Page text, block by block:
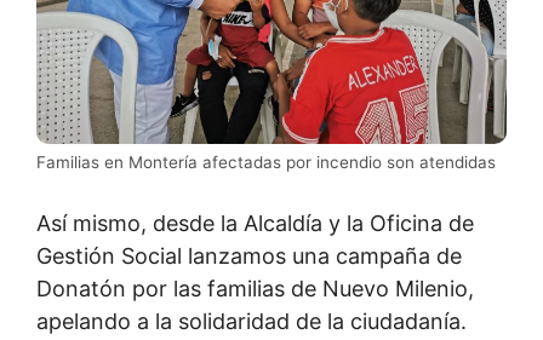
Familias en Montería afectadas por incendio son atendidas
Así mismo, desde la Alcaldía y la Oficina de
Gestión Social lanzamos una campaña de
Donatón por las familias de Nuevo Milenio,
apelando a la solidaridad de la ciudadanía.